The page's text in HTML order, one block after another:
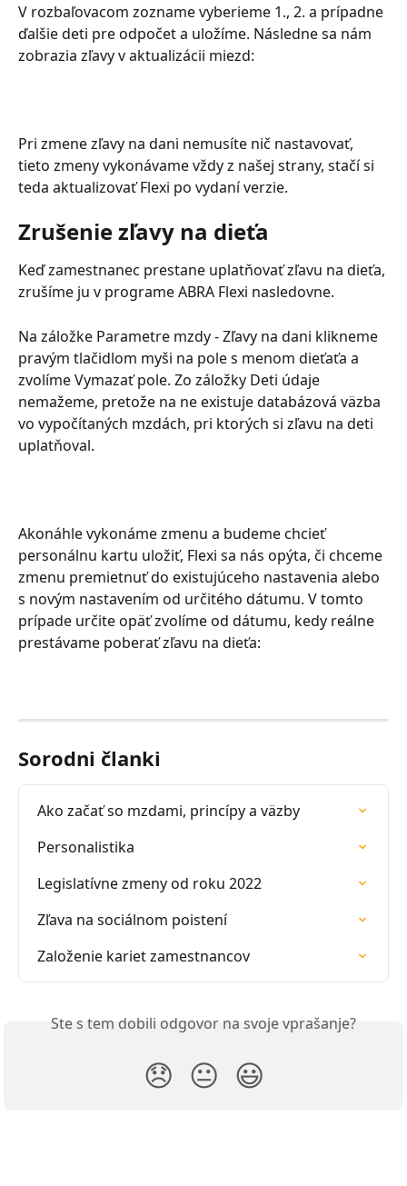
V rozbaľovacom zozname vyberieme 1., 2. a prípadne
ďalšie deti pre odpočet a uložíme. Následne sa nám
zobrazia zľavy v aktualizácii miezd:
Pri zmene zľavy na dani nemusíte nič nastavovať,
tieto zmeny vykonávame vždy z našej strany, stačí si
teda aktualizovať Flexi po vydaní verzie.
Zrušenie zľavy na dieťa
Keď zamestnanec prestane uplatňovať zľavu na dieťa,
zrušíme ju v programe ABRA Flexi nasledovne.
Na záložke Parametre mzdy - Zľavy na dani klikneme
pravým tlačidlom myši na pole s menom dieťaťa a
zvolíme Vymazať pole. Zo záložky Deti údaje
nemažeme, pretože na ne existuje databázová väzba
vo vypočítaných mzdách, pri ktorých si zľavu na deti
uplatňoval.
Akonáhle vykonáme zmenu a budeme chcieť
personálnu kartu uložiť, Flexi sa nás opýta, či chceme
zmenu premietnuť do existujúceho nastavenia alebo
s novým nastavením od určitého dátumu. V tomto
prípade určite opäť zvolíme od dátumu, kedy reálne
prestávame poberať zľavu na dieťa:
Sorodni članki
Ako začať so mzdami, princípy a väzby
Personalistika
Legislatívne zmeny od roku 2022
Zľava na sociálnom poistení
Založenie kariet zamestnancov
Ste s tem dobili odgovor na svoje vprašanje?
😞 😐 😃